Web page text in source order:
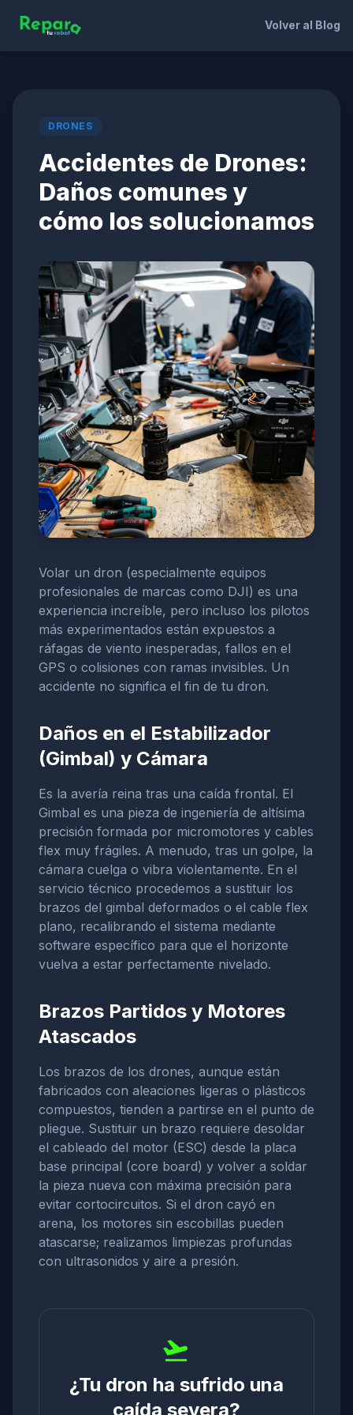
Volver al Blog
DRONES
Accidentes de Drones:
Daños comunes y
cómo los solucionamos
Volar un dron (especialmente equipos
profesionales de marcas como DJI) es una
experiencia increíble, pero incluso los pilotos
más experimentados están expuestos a
ráfagas de viento inesperadas, fallos en el
GPS o colisiones con ramas invisibles. Un
accidente no significa el fin de tu dron.
Daños en el Estabilizador
(Gimbal) y Cámara
Es la avería reina tras una caída frontal. El
Gimbal es una pieza de ingeniería de altísima
precisión formada por micromotores y cables
flex muy frágiles. A menudo, tras un golpe, la
cámara cuelga o vibra violentamente. En el
servicio técnico procedemos a sustituir los
brazos del gimbal deformados o el cable flex
plano, recalibrando el sistema mediante
software específico para que el horizonte
vuelva a estar perfectamente nivelado.
Brazos Partidos y Motores
Atascados
Los brazos de los drones, aunque están
fabricados con aleaciones ligeras o plásticos
compuestos, tienden a partirse en el punto de
pliegue. Sustituir un brazo requiere desoldar
el cableado del motor (ESC) desde la placa
base principal (core board) y volver a soldar
la pieza nueva con máxima precisión para
evitar cortocircuitos. Si el dron cayó en
arena, los motores sin escobillas pueden
atascarse; realizamos limpiezas profundas
con ultrasonidos y aire a presión.
flight_takeoff
¿Tu dron ha sufrido una
caída severa?